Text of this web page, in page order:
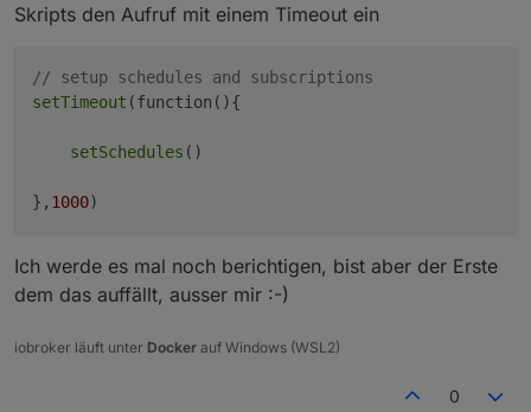
Skripts den Aufruf mit einem Timeout ein
// setup schedules and subscriptions
setTimeout (function(){
setSchedules ()
}, 1000
Ich werde es mal noch berichtigen, bist aber der Erste
dem das auffällt, ausser mir :-)
iobroker läuft unter Docker auf Windows (WSL2)
0